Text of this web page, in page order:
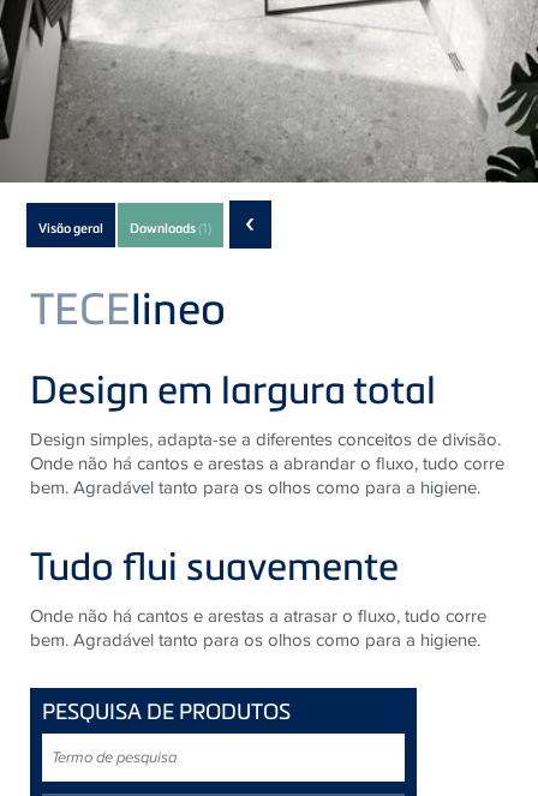
Subnavigation
of
current
Product
Visão geral Downloads(1) ‹
TECElineo
Design em largura total
Design simples, adapta-se a diferentes conceitos de divisão.​
Onde não há cantos e arestas a abrandar o fluxo, tudo corre
bem. ​​Agradável tanto para os olhos como para a higiene.
Tudo flui suavemente
Onde não há cantos e arestas a atrasar o fluxo, tudo corre
bem. ​​Agradável tanto para os olhos como para a higiene.
PESQUISA DE PRODUTOS
de